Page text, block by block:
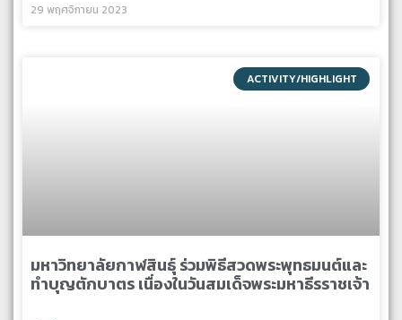
29 พฤศจิกายน 2023
ACTIVITY/HIGHLIGHT
มหาวิทยาลัยกาฬสินธุ์ ร่วมพิธีสวดพระพุทธมนต์และ
ทำบุญตักบาตร เนื่องในวันสมเด็จพระมหาธีรราชเจ้า